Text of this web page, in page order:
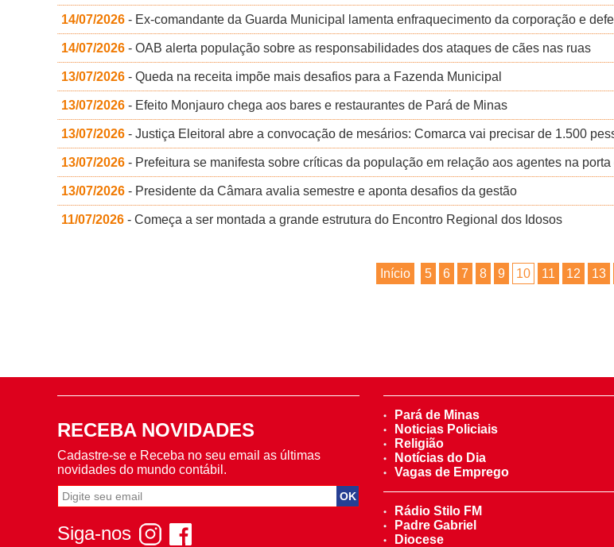
14/07/2026 - Ex-comandante da Guarda Municipal lamenta enfraquecimento da corporação e
14/07/2026 - OAB alerta população sobre as responsabilidades dos ataques de cães nas ruas
13/07/2026 - Queda na receita impõe mais desafios para a Fazenda Municipal
13/07/2026 - Efeito Monjauro chega aos bares e restaurantes de Pará de Minas
13/07/2026 - Justiça Eleitoral abre a convocação de mesários: Comarca vai precisar de 1.500
13/07/2026 - Prefeitura se manifesta sobre críticas da população em relação aos agentes na
13/07/2026 - Presidente da Câmara avalia semestre e aponta desafios da gestão
11/07/2026 - Começa a ser montada a grande estrutura do Encontro Regional dos Idosos
Início 5 6 7 8 9 10 11 12 13
RECEBA NOVIDADES
Cadastre-se e Receba no seu email as últimas
novidades do mundo contábil.
Siga-nos
Pará de Minas
Noticias Policiais
Religião
Notícias do Dia
Vagas de Emprego
Rádio Stilo FM
Padre Gabriel
Diocese